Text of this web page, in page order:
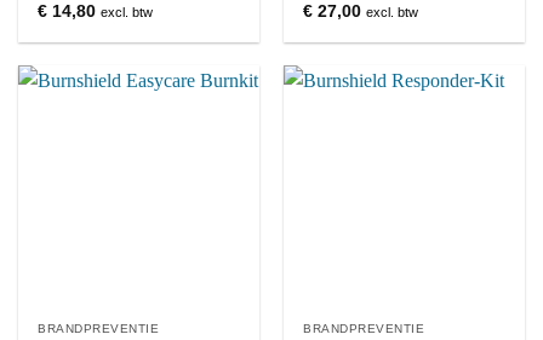
€ 14,80 excl. btw
€ 27,00 excl. btw
BRANDPREVENTIE BRANDPREVENTIE